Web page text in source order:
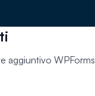
aggiuntivo WPForms